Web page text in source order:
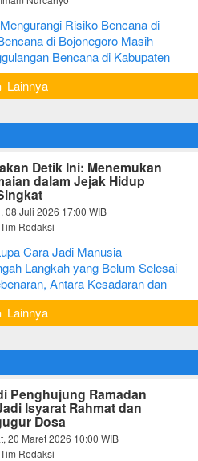
Risiko Bencana di
di Bojonegoro Masih
Bencana di Kabupaten
Lainnya
Detik Ini: Menemukan
dalam Jejak Hidup
08 Juli 2026 17:00 WIB
Redaksi
Cara Jadi Manusia
Langkah yang Belum Selesai
Antara Kesadaran dan
Lainnya
Penghujung Ramadan
Isyarat Rahmat dan
Dosa
20 Maret 2026 10:00 WIB
Redaksi